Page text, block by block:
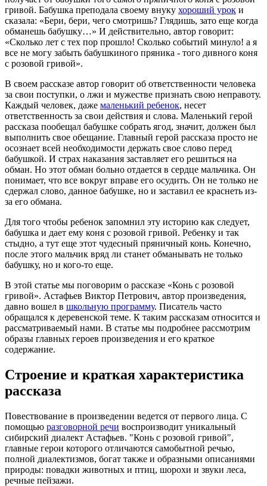
гривой. Бабушка преподала своему внуку хороший урок и
сказала: «Бери, бери, чего смотришь? Глядишь, зато еще когда
обманешь бабушку…» И действительно, автор говорит:
«Сколько лет с тех пор прошло! Сколько событий минуло! а я
все не могу забыть бабушкиного пряника - того дивного коня
с розовой гривой».
В своем рассказе автор говорит об ответственности человека
за свои поступки, о лжи и мужестве признать свою неправоту.
Каждый человек, даже маленький ребенок, несет
ответственность за свои действия и слова. Маленький герой
рассказа пообещал бабушке собрать ягод, значит, должен был
выполнить свое обещание. Главный герой рассказа просто не
осознает всей необходимости держать свое слово перед
бабушкой. И страх наказания заставляет его решиться на
обман. Но этот обман больно отдается в сердце мальчика. Он
понимает, что все вокруг вправе его осудить. Он не только не
сдержал слово, данное бабушке, но и заставил ее краснеть из-
за его обмана.
Для того чтобы ребенок запомнил эту историю как следует,
бабушка и дает ему коня с розовой гривой. Ребенку и так
стыдно, а тут еще этот чудесный пряничный конь. Конечно,
после этого мальчик вряд ли станет обманывать не только
бабушку, но и кого-то еще.
В этой статье мы поговорим о рассказе «Конь с розовой
гривой». Астафьев Виктор Петрович, автор произведения,
давно вошел в школьную программу. Писатель часто
обращался к деревенской теме. К таким рассказам относится и
рассматриваемый нами. В статье мы подробнее рассмотрим
образы главных героев произведения и его краткое
содержание.
Строение и краткая характеристика
рассказа
Повествование в произведении ведется от первого лица. С
помощью разговорной речи воспроизводит уникальный
сибирский диалект Астафьев. "Конь с розовой гривой",
главные герои которого отличаются самобытной речью,
полной диалектизмов, богат также и образными описаниями
природы: повадки животных и птиц, шорохи и звуки леса,
речные пейзажи.